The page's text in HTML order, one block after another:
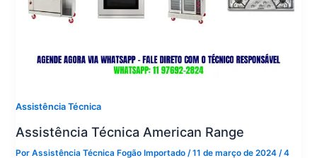
Assistência Técnica
Assistência Técnica American Range
PorAssistência Técnica Fogão Importado /11 de março de 2024 /4